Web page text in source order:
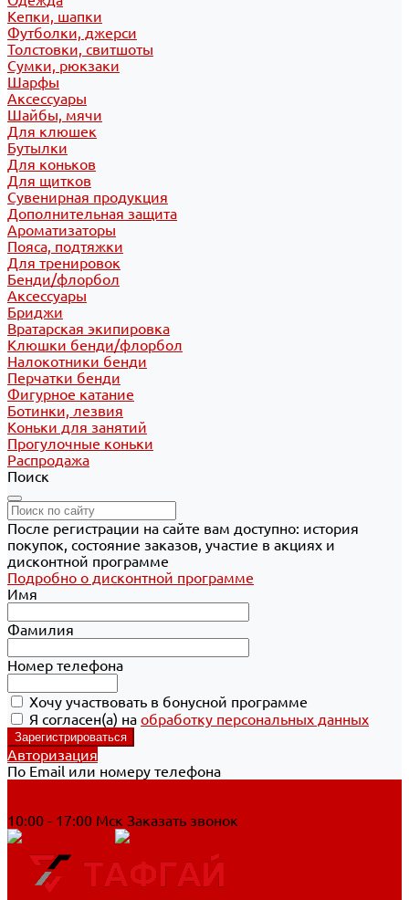
Кепки, шапки
Футболки, джерси
Толстовки, свитшоты
Сумки, рюкзаки
Шарфы
Аксессуары
Шайбы, мячи
Для клюшек
Бутылки
Для коньков
Для щитков
Сувенирная продукция
Дополнительная защита
Ароматизаторы
Пояса, подтяжки
Для тренировок
Бенди/флорбол
Аксессуары
Бриджи
Вратарская экипировка
Клюшки бенди/флорбол
Налокотники бенди
Перчатки бенди
Фигурное катание
Ботинки, лезвия
Коньки для занятий
Прогулочные коньки
Распродажа
Поиск
После регистрации на сайте вам доступно: история
покупок, состояние заказов, участие в акциях и
дисконтной программе
Подробно о дисконтной программе
Имя
Фамилия
Номер телефона
Хочу участвовать в бонусной программе
Я согласен(а) на обработку персональных данных
Авторизация
По Email или номеру телефона
10:00 - 17:00 Мск Заказать звонок